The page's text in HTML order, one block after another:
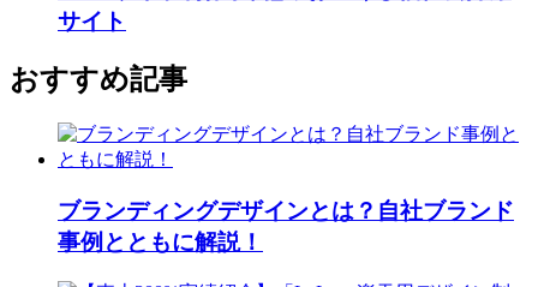
サイト
おすすめ記事
ブランディングデザインとは？自社ブランド
事例とともに解説！